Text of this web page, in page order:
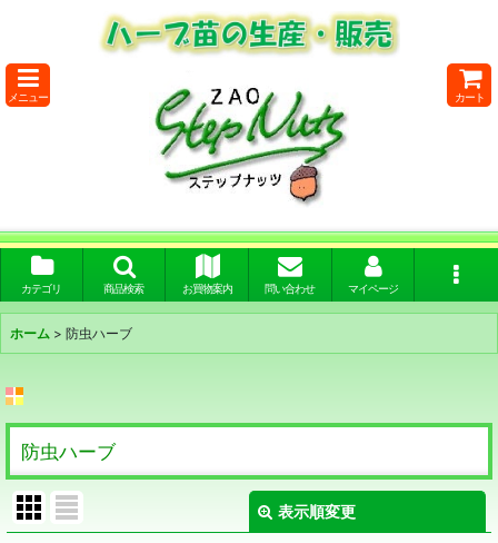
メニュー カート
カテゴリ 商品検索 お買物案内 問い合わせ マイページ
ホーム > 防虫ハーブ
防虫ハーブ
表示順変更